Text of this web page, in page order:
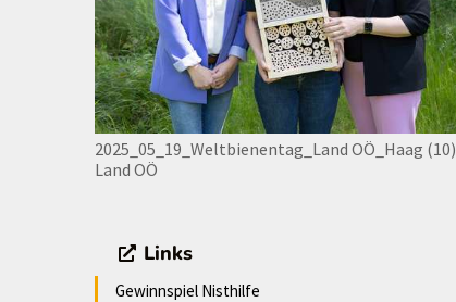
2025_05_19_Weltbienentag_Land OÖ_Haag (10)
Land OÖ
Links
Gewinnspiel Nisthilfe